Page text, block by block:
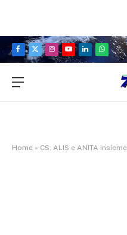
Facebook
X
Instagram
YouTubeLinkedIn
Home » CS: ALIS e ANITA insieme per lo